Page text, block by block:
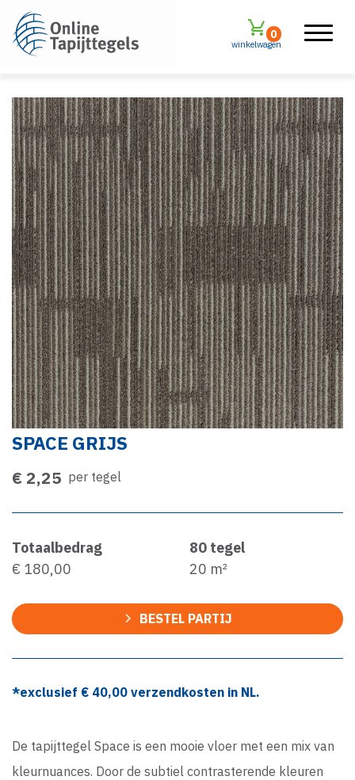
winkelwagen
0
SPACE GRIJS
€ 2,25 per tegel
Totaalbedrag
€ 180,00
80 tegel
20 m²
BESTEL PARTIJ
*exclusief € 40,00 verzendkosten in NL.
De tapijttegel Space is een mooie vloer met een mix van
kleurnuances. Door de subtiel contrasterende kleuren